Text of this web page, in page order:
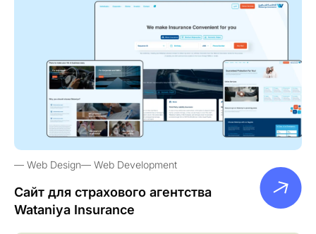
Web Design Web Development
Сайт для страхового агентства
Wataniya Insurance